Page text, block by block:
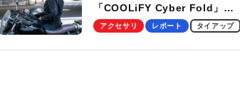
「COOLiFY Cyber Fold」レ
ビュー。冷却の速さ、密着する
性がグッド！
アクセサリ レポート タイアップ